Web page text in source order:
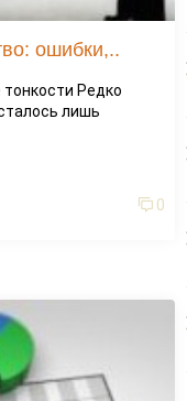
ошибки,..
Редко
лишь
0